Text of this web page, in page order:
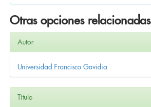
Otras opciones relacionadas
Autor
Universidad Francisco Gavidia
Título